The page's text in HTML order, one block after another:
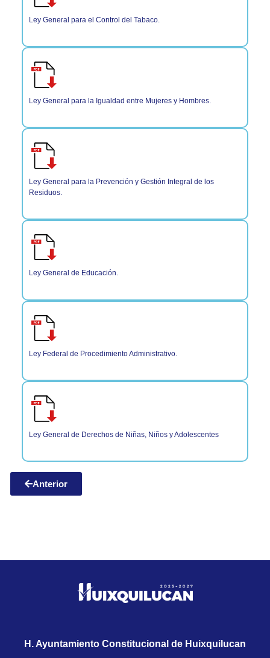
Ley General para el Control del Tabaco.
Ley General para la Igualdad entre Mujeres y Hombres.
Ley General para la Prevención y Gestión Integral de los
Residuos.
Ley General de Educación.
Ley Federal de Procedimiento Administrativo.
Ley General de Derechos de Niñas, Niños y Adolescentes
Anterior
H. Ayuntamiento Constitucional de Huixquilucan